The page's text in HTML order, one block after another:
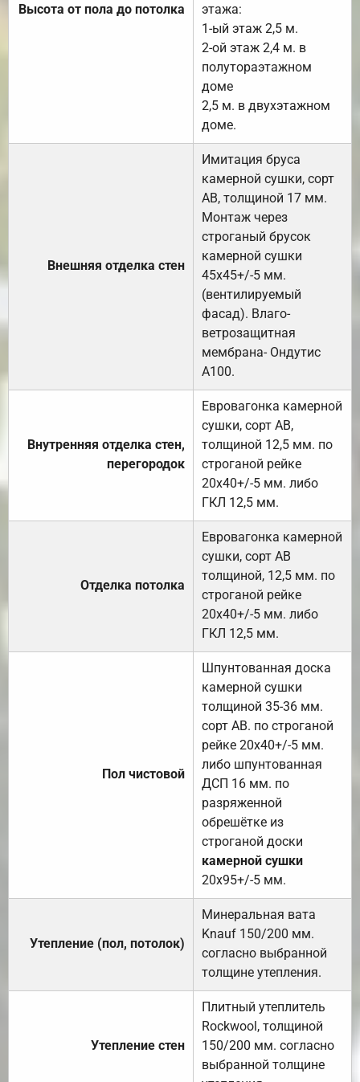
Высота от пола до потолка
этажа:
1-ый этаж 2,5 м.
2-ой этаж 2,4 м. в
полутораэтажном
доме
2,5 м. в двухэтажном
доме.
Внешняя отделка стен
Имитация бруса
камерной сушки, сорт
АВ, толщиной 17 мм.
Монтаж через
строганый брусок
камерной сушки
45х45+/-5 мм.
(вентилируемый
фасад). Влаго-
ветрозащитная
мембрана- Ондутис
А100.
Внутренняя отделка стен,
перегородок
Евровагонка камерной
сушки, сорт АВ,
толщиной 12,5 мм. по
строганой рейке
20х40+/-5 мм. либо
ГКЛ 12,5 мм.
Отделка потолка
Евровагонка камерной
сушки, сорт АВ
толщиной, 12,5 мм. по
строганой рейке
20х40+/-5 мм. либо
ГКЛ 12,5 мм.
Пол чистовой
Шпунтованная доска
камерной сушки
толщиной 35-36 мм.
сорт АВ. по строганой
рейке 20х40+/-5 мм.
либо шпунтованная
ДСП 16 мм. по
разряженной
обрешётке из
строганой доски
камерной сушки
20х95+/-5 мм.
Утепление (пол, потолок)
Минеральная вата
Knauf 150/200 мм.
согласно выбранной
толщине утепления.
Утепление стен
Плитный утеплитель
Rockwool, толщиной
150/200 мм. согласно
выбранной толщине